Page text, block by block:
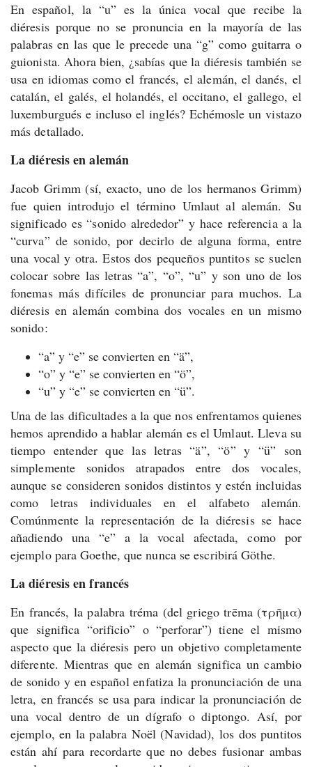
En español, la “u” es la única vocal que recibe la
diéresis porque no se pronuncia en la mayoría de las
palabras en las que le precede una “g” como guitarra o
guionista. Ahora bien, ¿sabías que la diéresis también se
usa en idiomas como el francés, el alemán, el danés, el
catalán, el galés, el holandés, el occitano, el gallego, el
luxemburgués e incluso el inglés? Echémosle un vistazo
más detallado.
La diéresis en alemán
Jacob Grimm (sí, exacto, uno de los hermanos Grimm)
fue quien introdujo el término Umlaut al alemán. Su
significado es “sonido alrededor” y hace referencia a la
“curva” de sonido, por decirlo de alguna forma, entre
una vocal y otra. Estos dos pequeños puntitos se suelen
colocar sobre las letras “a”, “o”, “u” y son uno de los
fonemas más difíciles de pronunciar para muchos. La
diéresis en alemán combina dos vocales en un mismo
sonido:
“a” y “e” se convierten en “ä”,
“o” y “e” se convierten en “ö”,
“u” y “e” se convierten en “ü”.
Una de las dificultades a la que nos enfrentamos quienes
hemos aprendido a hablar alemán es el Umlaut. Lleva su
tiempo entender que las letras “ä”, “ö” y “ü” son
simplemente sonidos atrapados entre dos vocales,
aunque se consideren sonidos distintos y estén incluidas
como letras individuales en el alfabeto alemán.
Comúnmente la representación de la diéresis se hace
añadiendo una “e” a la vocal afectada, como por
ejemplo para Goethe, que nunca se escribirá Göthe.
La diéresis en francés
En francés, la palabra tréma (del griego trēma (τρῆμα)
que significa “orificio” o “perforar”) tiene el mismo
aspecto que la diéresis pero un objetivo completamente
diferente. Mientras que en alemán significa un cambio
de sonido y en español enfatiza la pronunciación de una
letra, en francés se usa para indicar la pronunciación de
una vocal dentro de un dígrafo o diptongo. Así, por
ejemplo, en la palabra Noël (Navidad), los dos puntitos
están ahí para recordarte que no debes fusionar ambas